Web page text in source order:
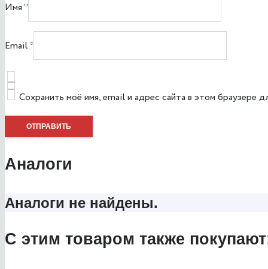
Имя*
Email*
Сохранить моё имя, email и адрес сайта в этом браузере
Аналоги
Аналоги не найдены.
С этим товаром также